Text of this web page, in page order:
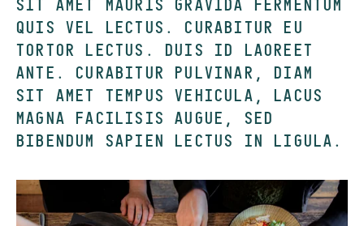
SIT AMET MAURIS GRAVIDA FERMENTUM
QUIS VEL LECTUS. CURABITUR EU
TORTOR LECTUS. DUIS ID LAOREET
ANTE. CURABITUR PULVINAR, DIAM
SIT AMET TEMPUS VEHICULA, LACUS
MAGNA FACILISIS AUGUE, SED
BIBENDUM SAPIEN LECTUS IN LIGULA.